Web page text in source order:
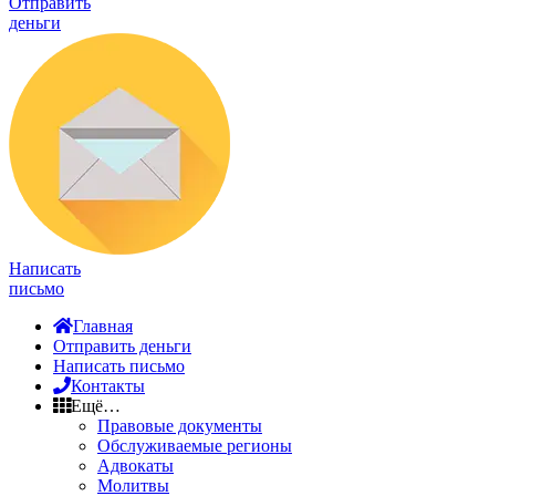
деньги
Написать
письмо
Главная
Отправить деньги
Написать письмо
Контакты
Ещё…
Правовые документы
Обслуживаемые регионы
Адвокаты
Молитвы